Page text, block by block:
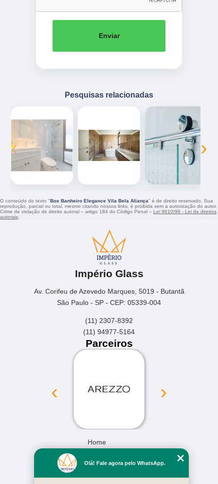
Enviar
Pesquisas relacionadas
‹ ›
O conteúdo do texto "Box Banheiro Elegance Vila Bela Aliança" é de direito reservado. Sua
reprodução, parcial ou total, mesmo citando nossos links, é proibida sem a autorização do autor.
Crime de violação de direito autoral – artigo 184 do Código Penal – Lei 9610/98 - Lei de direitos
autorais.
Império Glass
Av. Corifeu de Azevedo Marques, 5019 - Butantã
São Paulo - SP - CEP: 05339-004
(11) 2307-8392
(11) 94977-5164
Parceiros
‹ ›
Home
Missão
Serviços
Olá! Fale agora pelo WhatsApp.